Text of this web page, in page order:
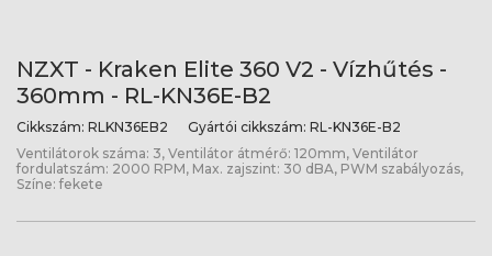
NZXT - Kraken Elite 360 V2 - Vízhűtés -
360mm - RL-KN36E-B2
Cikkszám: RLKN36EB2 Gyártói cikkszám: RL-KN36E-B2
Ventilátorok száma: 3, Ventilátor átmérő: 120mm, Ventilátor
fordulatszám: 2000 RPM, Max. zajszint: 30 dBA, PWM szabályozás,
Színe: fekete